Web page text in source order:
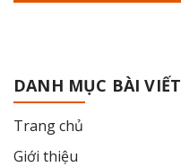
DANH MỤC BÀI VIẾT
Trang chủ
Giới thiệu